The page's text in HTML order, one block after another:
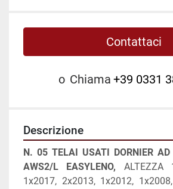
Contattaci
o Chiama +39 0331
Descrizione
N. 05 TELAI USATI DORNIER
AWS2/L EASYLENO, ALTEZZA
1x2017, 2x2013, 1x2012, 1x2008,